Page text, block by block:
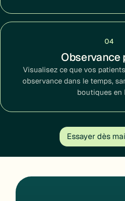
04
Observance
Visualisez ce que vos
observance dans le temps,
boutiques en
Essayer dès